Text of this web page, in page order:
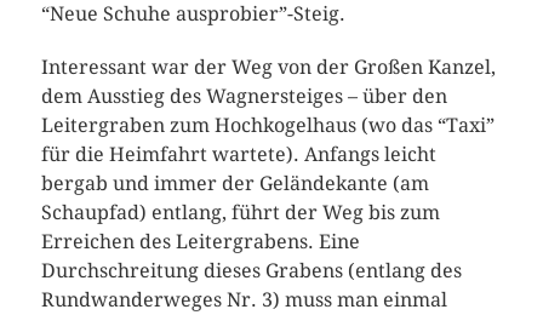
“Neue Schuhe ausprobier”-Steig.
Interessant war der Weg von der Großen Kanzel,
dem Ausstieg des Wagnersteiges – über den
Leitergraben zum Hochkogelhaus (wo das “Taxi”
für die Heimfahrt wartete). Anfangs leicht
bergab und immer der Geländekante (am
Schaupfad) entlang, führt der Weg bis zum
Erreichen des Leitergrabens. Eine
Durchschreitung dieses Grabens (entlang des
Rundwanderweges Nr. 3) muss man einmal